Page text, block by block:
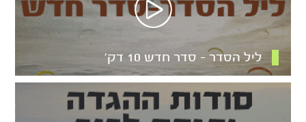
ליל הסדר – סדר חדש 10 דק’